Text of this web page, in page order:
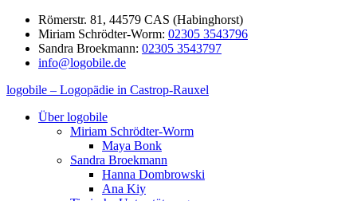
Zum
Inhalt
springen
Römerstr. 81, 44579 CAS (Habinghorst)
Miriam Schrödter-Worm: 02305 3543796
Sandra Broekmann: 02305 3543797
info@logobile.de
logobile – Logopädie in Castrop-Rauxel
logobile
logopädische
Praxisgemeinschaft
Über logobile
Miriam Schrödter-Worm
Maya Bonk
Sandra Broekmann
Hanna Dombrowski
Ana Kiy